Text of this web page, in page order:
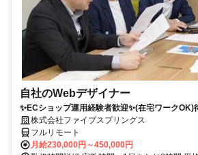
自社のWebデザイナー
✨ECショップ運用経験者歓迎✨(在宅ワーク
株式会社ファイブスプリングス
フルリモート
月給230,000円～450,000円